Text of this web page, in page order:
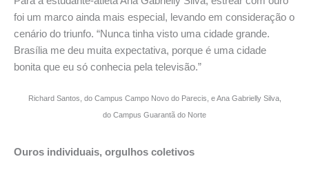
foi um marco ainda mais especial, levando em consideração o
cenário do triunfo. “Nunca tinha visto uma cidade grande.
Brasília me deu muita expectativa, porque é uma cidade
bonita que eu só conhecia pela televisão.”
Richard Santos, do Campus Campo Novo do Parecis, e Ana Gabrielly Silva,
do Campus Guarantã do Norte
Ouros individuais, orgulhos coletivos